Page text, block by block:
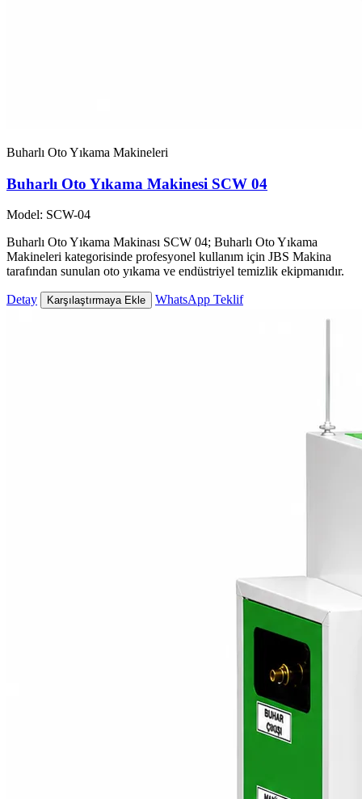
Buharlı Oto Yıkama Makineleri
Buharlı Oto Yıkama Makinesi SCW 04
Model: SCW-04
Buharlı Oto Yıkama Makinası SCW 04; Buharlı Oto Yıkama
Makineleri kategorisinde profesyonel kullanım için JBS Makina
tarafından sunulan oto yıkama ve endüstriyel temizlik ekipmanıdır.
Detay Karşılaştırmaya Ekle WhatsApp Teklif